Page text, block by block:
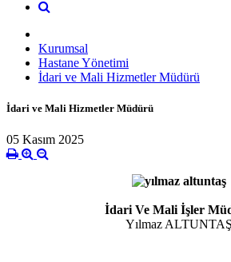
Kurumsal
Hastane Yönetimi
İdari ve Mali Hizmetler Müdürü
İdari ve Mali Hizmetler Müdürü
05 Kasım 2025
İdari Ve Mali İşler
Yılmaz ALTUNTAŞ